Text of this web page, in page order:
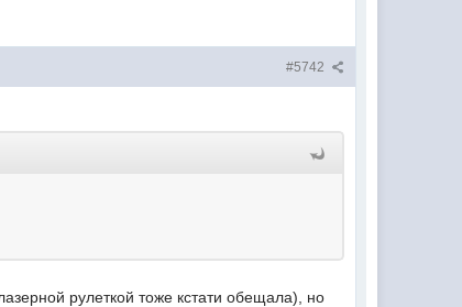
#5742
рулеткой тоже кстати обещала), но